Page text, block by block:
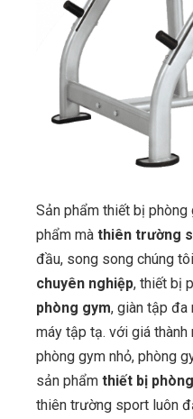
Sản phẩm thiết bị
phẩm mà thiên trường
đầu, song song chúng
chuyên nghiệp, thiết bị
phòng gym, giàn tập đa
máy tập tạ. với giá
phòng gym nhỏ, phòng
sản phẩm thiết bị
thiên trường sport luôn